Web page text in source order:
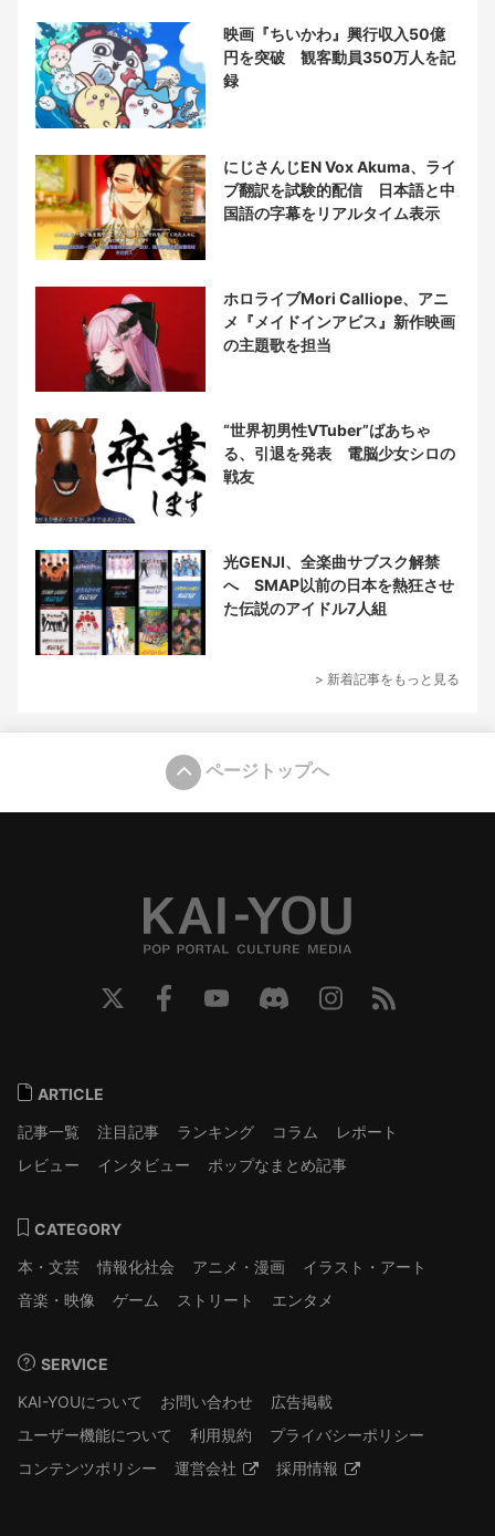
映画『ちいかわ』興行収入50億
円を突破 観客動員350万人を記
録
にじさんじEN Vox Akuma、ライ
ブ翻訳を試験的配信 日本語と中
国語の字幕をリアルタイム表示
ホロライブMori Calliope、アニ
メ『メイドインアビス』新作映画
の主題歌を担当
“世界初男性VTuber”ばあちゃ
る、引退を発表 電脳少女シロの
戦友
光GENJI、全楽曲サブスク解禁
へ SMAP以前の日本を熱狂させ
た伝説のアイドル7人組
> 新着記事をもっと見る
ページトップへ
ARTICLE
記事一覧
注目記事 ランキング コラム
レポート
レビュー
インタビュー ポップなまとめ記事
CATEGORY
本・文芸
情報化社会 アニメ・漫画
イラスト・アート
音楽・映像
ゲーム ストリート エンタメ
SERVICE
KAI-YOUについて
お問い合わせ
広告掲載
ユーザー機能について
利用規約
プライバシーポリシー
コンテンツポリシー
運営会社 採用情報